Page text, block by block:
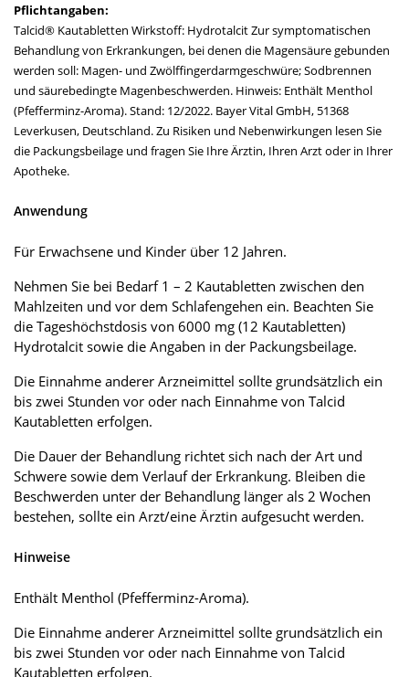
Pflichtangaben:
Talcid® Kautabletten Wirkstoff: Hydrotalcit Zur symptomatischen
Behandlung von Erkrankungen, bei denen die Magensäure gebunden
werden soll: Magen- und Zwölffingerdarmgeschwüre; Sodbrennen
und säurebedingte Magenbeschwerden. Hinweis: Enthält Menthol
(Pfefferminz-Aroma). Stand: 12/2022. Bayer Vital GmbH, 51368
Leverkusen, Deutschland. Zu Risiken und Nebenwirkungen lesen Sie
die Packungsbeilage und fragen Sie Ihre Ärztin, Ihren Arzt oder in Ihrer
Apotheke.
Anwendung
Für Erwachsene und Kinder über 12 Jahren.
Nehmen Sie bei Bedarf 1 – 2 Kautabletten zwischen den
Mahlzeiten und vor dem Schlafengehen ein. Beachten Sie
die Tageshöchstdosis von 6000 mg (12 Kautabletten)
Hydrotalcit sowie die Angaben in der Packungsbeilage.
Die Einnahme anderer Arzneimittel sollte grundsätzlich ein
bis zwei Stunden vor oder nach Einnahme von Talcid
Kautabletten erfolgen.
Die Dauer der Behandlung richtet sich nach der Art und
Schwere sowie dem Verlauf der Erkrankung. Bleiben die
Beschwerden unter der Behandlung länger als 2 Wochen
bestehen, sollte ein Arzt/eine Ärztin aufgesucht werden.
Hinweise
Enthält Menthol (Pfefferminz-Aroma).
Die Einnahme anderer Arzneimittel sollte grundsätzlich ein
bis zwei Stunden vor oder nach Einnahme von Talcid
Kautabletten erfolgen.